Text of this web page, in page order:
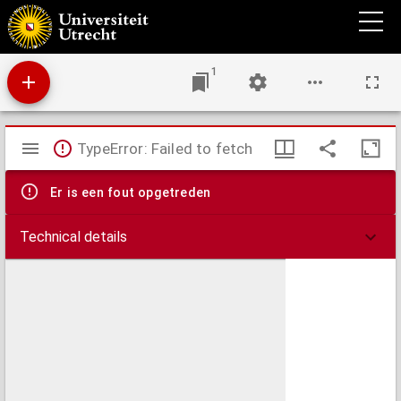
Status Ecclesiastici magnique ducatus Florentini nova exhibito
1
Mirador
viewer
TypeError: Failed to fetch
Er is een fout opgetreden
Technical details